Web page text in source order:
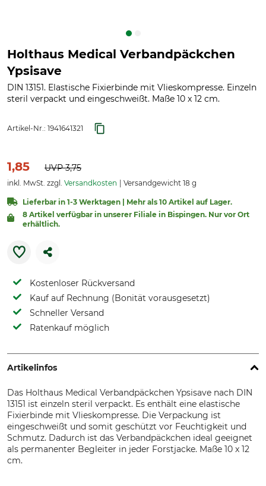
Holthaus Medical Verbandpäckchen
Ypsisave
DIN 13151. Elastische Fixierbinde mit Vlieskompresse. Einzeln
steril verpackt und eingeschweißt. Maße 10 x 12 cm.
Artikel-Nr.: 1941641321
1,85 UVP3,75
inkl. MwSt. zzgl. Versandkosten Versandgewicht 18 g
Lieferbar in 1-3 Werktagen | Mehr als 10 Artikel auf Lager.
8 Artikel verfügbar in unserer Filiale in Bispingen. Nur vor Ort
erhältlich.
Kostenloser Rückversand
Kauf auf Rechnung (Bonität vorausgesetzt)
Schneller Versand
Ratenkauf möglich
Artikelinfos
Das Holthaus Medical Verbandpäckchen Ypsisave nach DIN
13151 ist einzeln steril verpackt. Es enthält eine elastische
Fixierbinde mit Vlieskompresse. Die Verpackung ist
eingeschweißt und somit geschützt vor Feuchtigkeit und
Schmutz. Dadurch ist das Verbandpäckchen ideal geeignet
als permanenter Begleiter in jeder Forstjacke. Maße 10 x 12
cm.